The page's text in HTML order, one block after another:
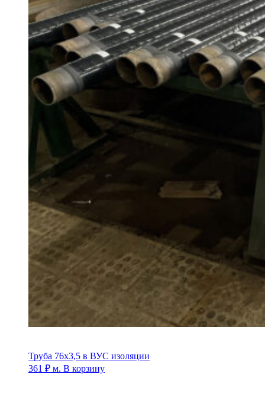
Труба 76х3,5 в ВУС изоляции
361 ₽ м. В корзину